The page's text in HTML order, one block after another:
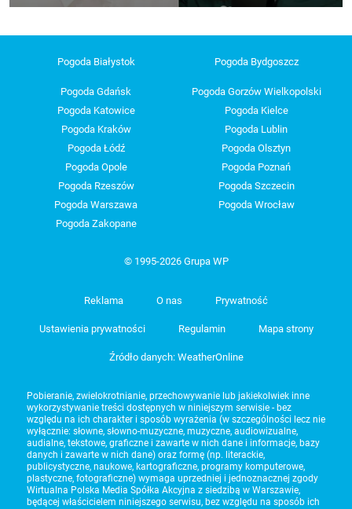
Pogoda Białystok Pogoda Bydgoszcz
Pogoda Gdańsk
Pogoda Gorzów Wielkopolski
Pogoda Katowice
Pogoda Kielce
Pogoda Kraków
Pogoda Lublin
Pogoda Łódź
Pogoda Olsztyn
Pogoda Opole
Pogoda Poznań
Pogoda Rzeszów
Pogoda Szczecin
Pogoda Warszawa
Pogoda Wrocław
Pogoda Zakopane
© 1995-2026 Grupa WP
Reklama O nas Prywatność
Ustawienia prywatności Regulamin Mapa strony
Źródło danych: WeatherOnline
Pobieranie, zwielokrotnianie, przechowywanie lub jakiekolwiek inne
wykorzystywanie treści dostępnych w niniejszym serwisie - bez
względu na ich charakter i sposób wyrażenia (w szczególności lecz nie
wyłącznie: słowne, słowno-muzyczne, muzyczne, audiowizualne,
audialne, tekstowe, graficzne i zawarte w nich dane i informacje, bazy
danych i zawarte w nich dane) oraz formę (np. literackie,
publicystyczne, naukowe, kartograficzne, programy komputerowe,
plastyczne, fotograficzne) wymaga uprzedniej i jednoznacznej zgody
Wirtualna Polska Media Spółka Akcyjna z siedzibą w Warszawie,
będącej właścicielem niniejszego serwisu, bez względu na sposób ich